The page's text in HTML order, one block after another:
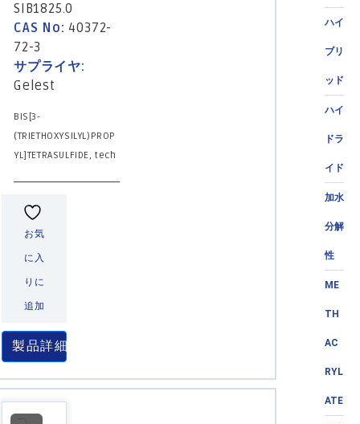
ハイ
ブリ
ッド
ハイ
ドラ
イド
加水
分解
性
ME
TH
AC
RYL
ATE
SIB1825.0
CAS No: 40372-
72-3
サプライヤ:
Gelest
BIS[3-
(TRIETHOXYSILYL)PROP
YL]TETRASULFIDE, tech
お気
に入
りに
追加
製品詳細